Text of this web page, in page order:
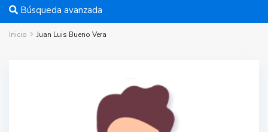
Búsqueda avanzada
Inicio Juan Luis Bueno Vera